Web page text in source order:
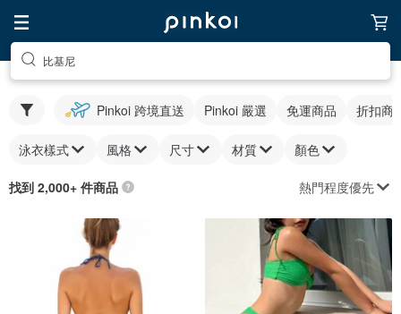
比基尼
Pinkoi 跨境直送 Pinkoi 嚴選 免運商品 折扣商
泳衣樣式 風格 尺寸 材質 顏色
找到 2,000+ 件商品 熱門程度優先